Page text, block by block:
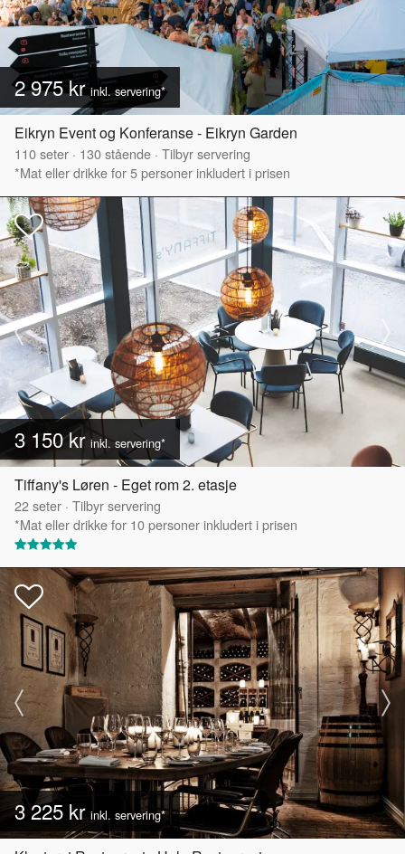
2 975 kr inkl. servering*
Eikryn Event og Konferanse - Eikryn Garden
110seter · 130stående · Tilbyr servering
*Mat eller drikke for 5 personer inkludert i prisen
3 150 krinkl. servering*
Tiffany's Løren - Eget rom 2. etasje
22seter · Tilbyr servering
*Mat eller drikke for 10 personer inkludert i prisen
3 225 kr inkl. servering*